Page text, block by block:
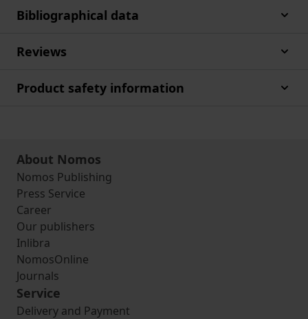
Bibliographical data
Reviews
Product safety information
About Nomos
Nomos Publishing
Press Service
Career
Our publishers
Inlibra
NomosOnline
Journals
Service
Delivery and Payment